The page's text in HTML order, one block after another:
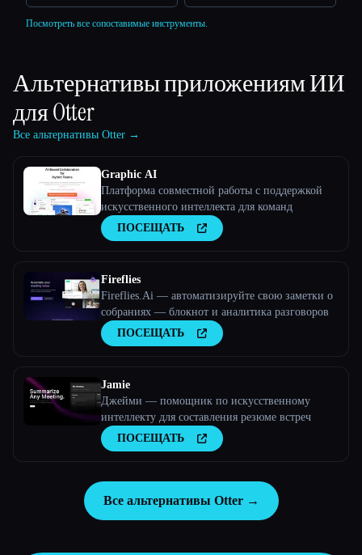
Посмотреть все сопоставимые инструменты.
Альтернативы приложениям ИИ
дляOtter
Все альтернативы Otter →
Graphic AI
Платформа совместной работы с поддержкой
искусственного интеллекта для команд
ПОСЕЩАТЬ
Fireflies
Fireflies.Ai — автоматизируйте свою заметки о
собраниях — блокнот и аналитика разговоров
ПОСЕЩАТЬ
Jamie
Джейми — помощник по искусственному
интеллекту для составления резюме встреч
ПОСЕЩАТЬ
Все альтернативы Otter →